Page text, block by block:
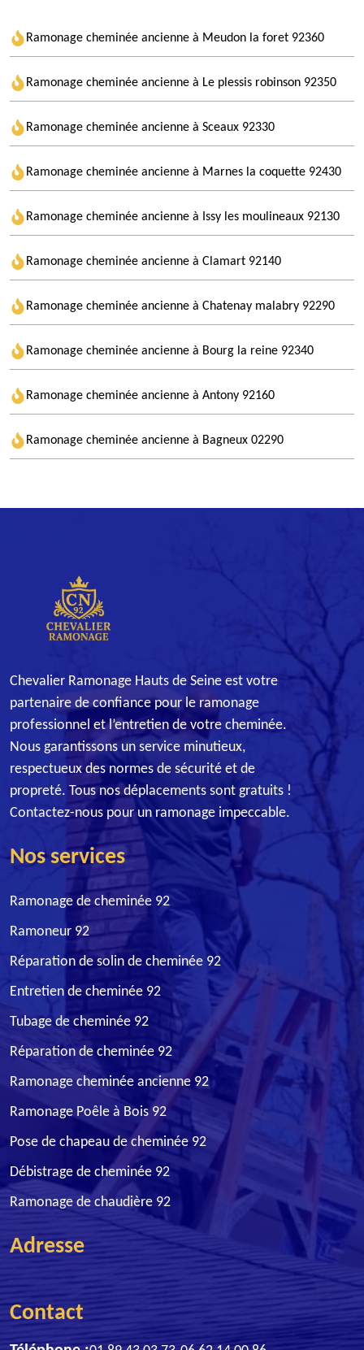
Ramonage cheminée ancienne à Meudon la foret 92360
Ramonage cheminée ancienne à Le plessis robinson 92350
Ramonage cheminée ancienne à Sceaux 92330
Ramonage cheminée ancienne à Marnes la coquette 92430
Ramonage cheminée ancienne à Issy les moulineaux 92130
Ramonage cheminée ancienne à Clamart 92140
Ramonage cheminée ancienne à Chatenay malabry 92290
Ramonage cheminée ancienne à Bourg la reine 92340
Ramonage cheminée ancienne à Antony 92160
Ramonage cheminée ancienne à Bagneux 02290
Chevalier Ramonage Hauts de Seine est votre
partenaire de confiance pour le ramonage
professionnel et l’entretien de votre cheminée.
Nous garantissons un service minutieux,
respectueux des normes de sécurité et de
propreté. Tous nos déplacements sont gratuits !
Contactez-nous pour un ramonage impeccable.
Nos services
Ramonage de cheminée 92
Ramoneur 92
Réparation de solin de cheminée 92
Entretien de cheminée 92
Tubage de cheminée 92
Réparation de cheminée 92
Ramonage cheminée ancienne 92
Ramonage Poêle à Bois 92
Pose de chapeau de cheminée 92
Débistrage de cheminée 92
Ramonage de chaudière 92
Adresse
Contact